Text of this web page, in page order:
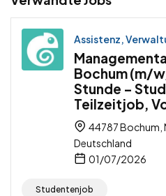
Assistenz,
Bochum (m/
Stunde –
Teilzeitjob,
44787 Bochum,
Deutschland
01/07/2026
Studentenjob